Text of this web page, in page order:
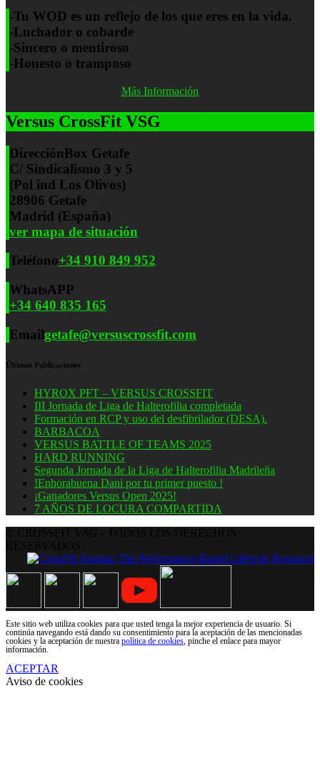
-Tu WOD es un reflejo de los que eres en la vida.
-Luchador o cobarde
-Sincero o mentiroso
-Honesto o tramposo
Más Información
Versus CrossFit VSG
DirecciónBox Getafe
C/ Sindicalismo 3 y 5
(Pol ind Los Olivos)
28906 Getafe
Madrid (España)
ver mapa de situación
Teléfono+34 910 849 952
WhatsAPP
+34 640 835 165
Emailgetafe@versuscrossfit.com
Últimas Publicaciones
HYROX PFT – VERSUS CROSSFIT
III Jornada de Liga de Halterofilia completada
Formación en RCP y uso del desfibrilador (DESA).
BARBACOA
VERSUS BATTLE OF TEAMS 2025
HARD RUNNING
Segunda Jornada de la Liga de Halterofilia Madrileña
!Enhorabuena Dani por tu primer puesto !
¡Ganadores Versus Open 2025!
7 AÑOS DE LOCURA COMPARTIDA
Este sitio web utiliza cookies para que usted tenga la mejor experiencia de usuario. Si
continúa navegando está dando su consentimiento para la aceptación de las mencionadas
cookies y la aceptación de nuestra política de cookies, pinche el enlace para mayor
información.
ACEPTAR
Aviso de cookies